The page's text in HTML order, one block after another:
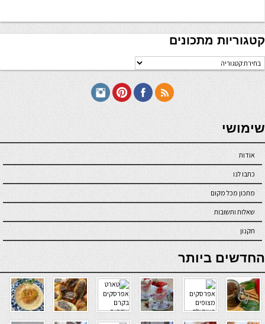
קטגוריות מתכונים
קטגוריות
מתכונים
seriöse online casinos österreich
שימושי
אודות
כתבו לנו
מתכון מכל מקום
שאלות ותשובות
תקנון
online casino
החדשים ביותר